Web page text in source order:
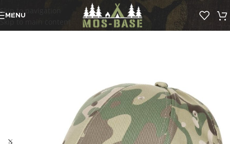
Skip to navigation
Skip to main content
MENU